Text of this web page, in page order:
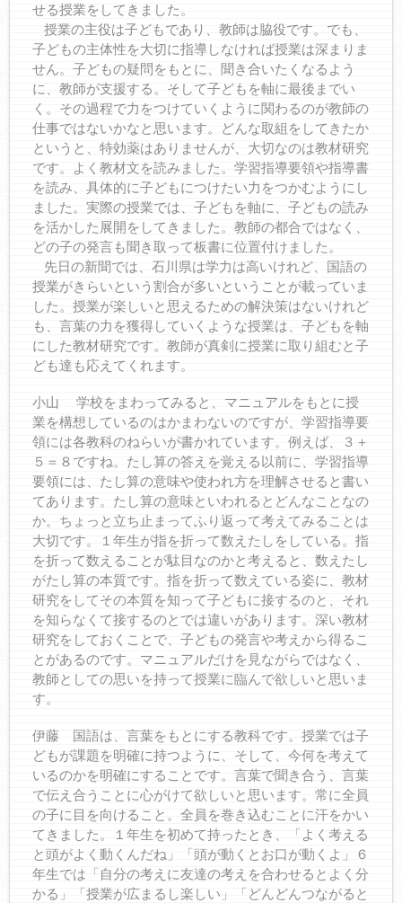
せる授業をしてきました。
授業の主役は子どもであり、教師は脇役です。でも、
子どもの主体性を大切に指導しなければ授業は深まりま
せん。子どもの疑問をもとに、聞き合いたくなるよう
に、教師が支援する。そして子どもを軸に最後までい
く。その過程で力をつけていくように関わるのが教師の
仕事ではないかなと思います。どんな取組をしてきたか
というと、特効薬はありませんが、大切なのは教材研究
です。よく教材文を読みました。学習指導要領や指導書
を読み、具体的に子どもにつけたい力をつかむようにし
ました。実際の授業では、子どもを軸に、子どもの読み
を活かした展開をしてきました。教師の都合ではなく、
どの子の発言も聞き取って板書に位置付けました。
先日の新聞では、石川県は学力は高いけれど、国語の
授業がきらいという割合が多いということが載っていま
した。授業が楽しいと思えるための解決策はないけれど
も、言葉の力を獲得していくような授業は、子どもを軸
にした教材研究です。教師が真剣に授業に取り組むと子
ども達も応えてくれます。
小山 学校をまわってみると、マニュアルをもとに授
業を構想しているのはかまわないのですが、学習指導要
領には各教科のねらいが書かれています。例えば、３＋
５＝８ですね。たし算の答えを覚える以前に、学習指導
要領には、たし算の意味や使われ方を理解させると書い
てあります。たし算の意味といわれるとどんなことなの
か。ちょっと立ち止まってふり返って考えてみることは
大切です。１年生が指を折って数えたしをしている。指
を折って数えることが駄目なのかと考えると、数えたし
がたし算の本質です。指を折って数えている姿に、教材
研究をしてその本質を知って子どもに接するのと、それ
を知らなくて接するのとでは違いがあります。深い教材
研究をしておくことで、子どもの発言や考えから得るこ
とがあるのです。マニュアルだけを見ながらではなく、
教師としての思いを持って授業に臨んで欲しいと思いま
す。
伊藤 国語は、言葉をもとにする教科です。授業では子
どもが課題を明確に持つように、そして、今何を考えて
いるのかを明確にすることです。言葉で聞き合う、言葉
で伝え合うことに心がけて欲しいと思います。常に全員
の子に目を向けること。全員を巻き込むことに汗をかい
てきました。１年生を初めて持ったとき、「よく考える
と頭がよく動くんだね」「頭が動くとお口が動くよ」６
年生では「自分の考えに友達の考えを合わせるとよく分
かる」「授業が広まるし楽しい」「どんどんつながると